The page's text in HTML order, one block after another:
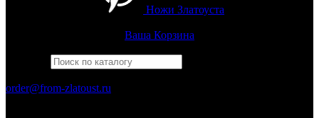
Ножи Златоуста
Ваша Корзина
order@from-zlatoust.ru